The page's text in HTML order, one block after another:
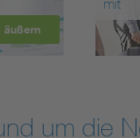
äußern
mit
um die